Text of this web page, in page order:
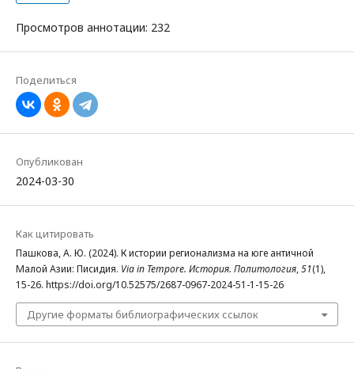
Просмотров аннотации: 232
Поделиться
Опубликован
2024-03-30
Как цитировать
Пашкова, А. Ю. (2024). К истории регионализма на юге античной
Малой Азии: Писидия. Via in Tempore. История. Политология,51(1),
15-26. https://doi.org/10.52575/2687-0967-2024-51-1-15-26
Другие форматы библиографических ссылок